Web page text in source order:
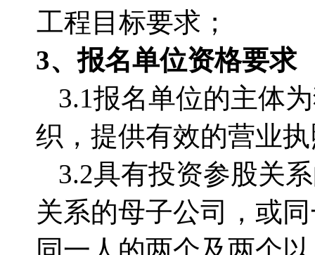
工程目标要求；
3、报名单位资格要求
3.1报名单位的主体
织，提供有效的营业
3.2具有投资参股关
关系的母子公司，或